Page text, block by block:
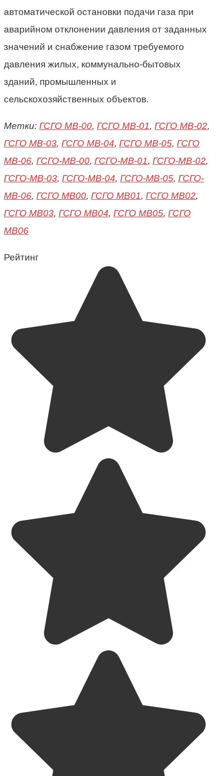
автоматической остановки подачи газа при
аварийном отклонении давления от заданных
значений и снабжение газом требуемого
давления жилых, коммунально-бытовых
зданий, промышленных и
сельскохозяйственных объектов.
Метки: ГСГО МВ-00, ГСГО МВ-01, ГСГО МВ-02,
ГСГО МВ-03, ГСГО МВ-04, ГСГО МВ-05, ГСГО
МВ-06, ГСГО-МВ-00, ГСГО-МВ-01, ГСГО-МВ-02,
ГСГО-МВ-03, ГСГО-МВ-04, ГСГО-МВ-05, ГСГО-
МВ-06, ГСГО МВ00, ГСГО МВ01, ГСГО МВ02,
ГСГО МВ03, ГСГО МВ04, ГСГО МВ05, ГСГО
МВ06
Рейтинг